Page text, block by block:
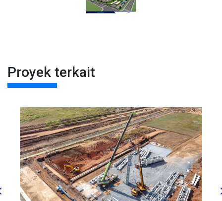
Proyek terkait